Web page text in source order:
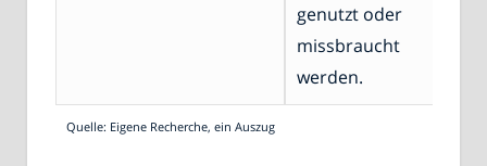
genutzt oder
missbraucht
werden.
Quelle: Eigene Recherche, ein Auszug